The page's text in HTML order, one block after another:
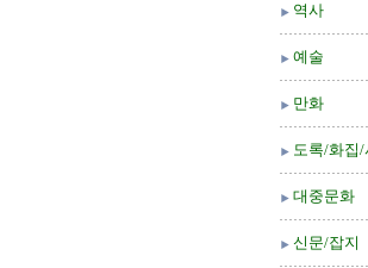
역사
예술
만화
도록/화집/
대중문화
신문/잡지